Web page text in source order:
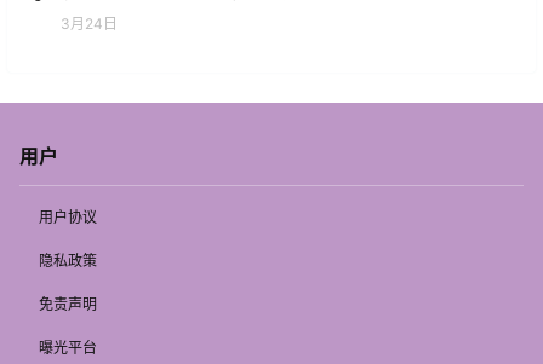
3月24日
用户
用户协议
隐私政策
免责声明
曝光平台